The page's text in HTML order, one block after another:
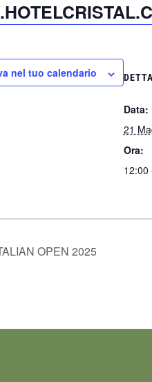
nel tuo calendario
Data:
21
Ora:
12:00
OPEN 2025